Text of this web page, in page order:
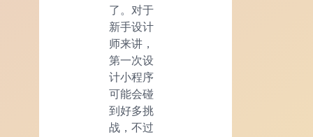
了。对于
新手设计
师来讲，
第一次设
计小程序
可能会碰
到好多挑
战，不过